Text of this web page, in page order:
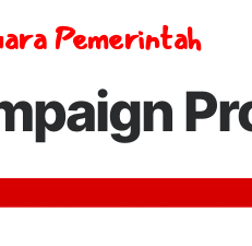
Pemerintah